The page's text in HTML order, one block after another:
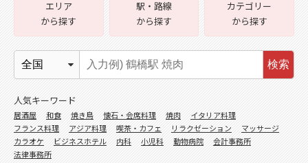
エリア
から探す
駅・路線
から探す
カテゴリー
から探す
検索
人気キーワード
居酒屋 和食 焼き鳥 懐石・会席料理 焼肉
イタリア料理
フランス料理
アジア料理 喫茶・カフェ リラクゼーション
マッサージ
カラオケ
ビジネスホテル 内科 小児科 動物病院
会計事務所
法律事務所